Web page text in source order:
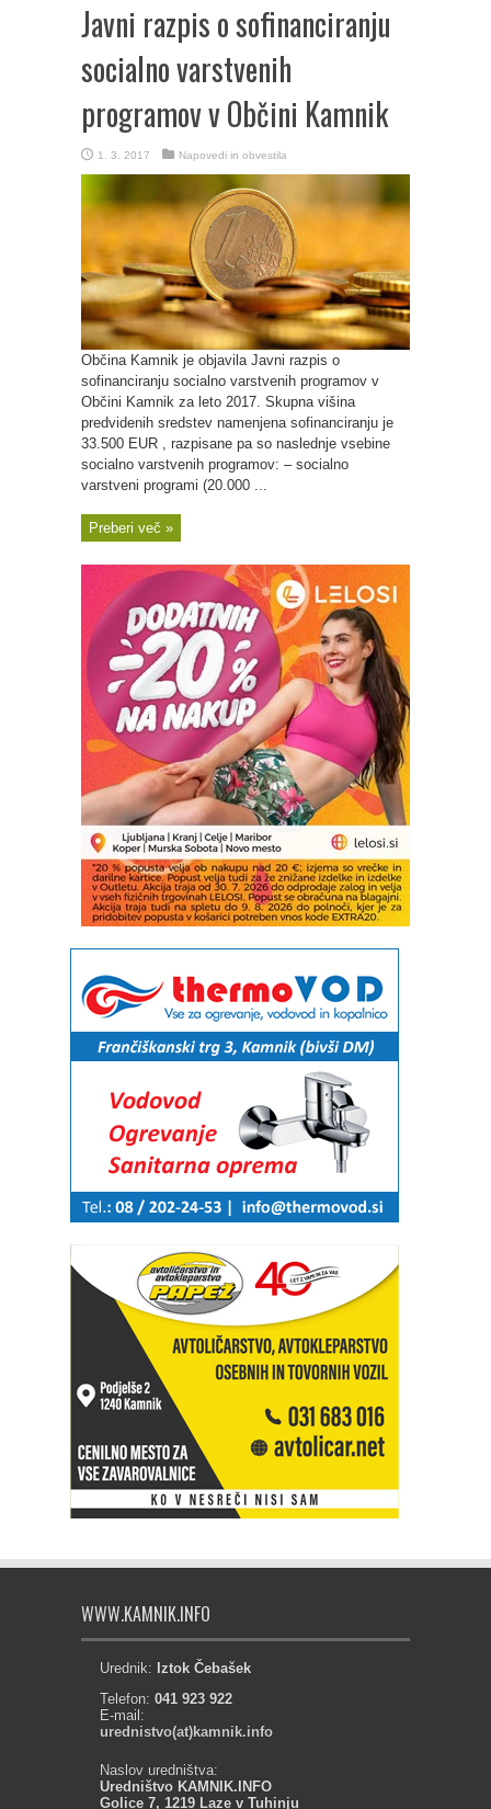
Javni razpis o sofinanciranju
socialno varstvenih
programov v Občini Kamnik
1. 3. 2017 Napovedi in obvestila
Občina Kamnik je objavila Javni razpis o
sofinanciranju socialno varstvenih programov v
Občini Kamnik za leto 2017. Skupna višina
predvidenih sredstev namenjena sofinanciranju je
33.500 EUR , razpisane pa so naslednje vsebine
socialno varstvenih programov: – socialno
varstveni programi (20.000 ...
Preberi več »
WWW.KAMNIK.INFO
Urednik: Iztok Čebašek
Telefon: 041 923 922
E-mail:
urednistvo(at)kamnik.info
Naslov uredništva:
Uredništvo KAMNIK.INFO
Golice 7, 1219 Laze v Tuhinju